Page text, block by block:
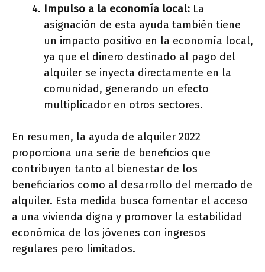
Impulso a la economía local: La
asignación de esta ayuda también tiene
un impacto positivo en la economía local,
ya que el dinero destinado al pago del
alquiler se inyecta directamente en la
comunidad, generando un efecto
multiplicador en otros sectores.
En resumen, la ayuda de alquiler 2022
proporciona una serie de beneficios que
contribuyen tanto al bienestar de los
beneficiarios como al desarrollo del mercado de
alquiler. Esta medida busca fomentar el acceso
a una vivienda digna y promover la estabilidad
económica de los jóvenes con ingresos
regulares pero limitados.